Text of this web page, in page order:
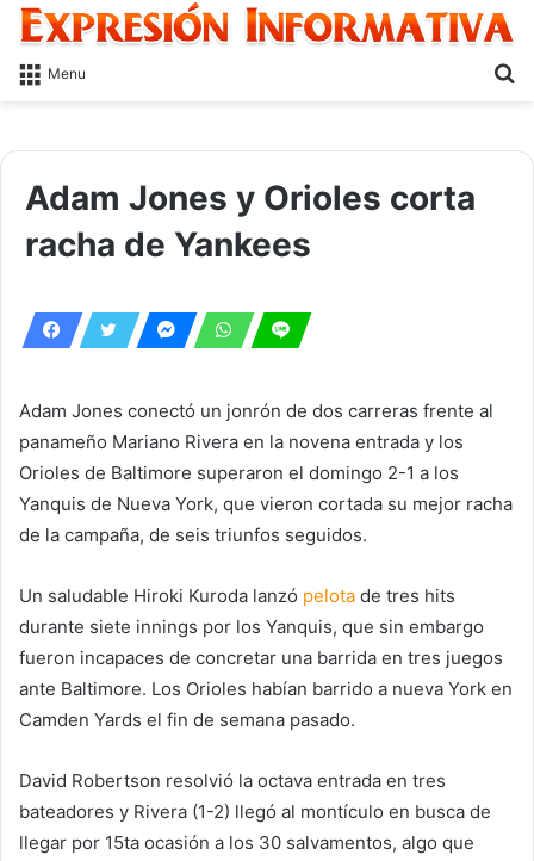
Menu
Adam Jones y Orioles corta
racha de Yankees
Adam Jones conectó un jonrón de dos carreras frente al
panameño Mariano Rivera en la novena entrada y los
Orioles de Baltimore superaron el domingo 2-1 a los
Yanquis de Nueva York, que vieron cortada su mejor racha
de la campaña, de seis triunfos seguidos.
Un saludable Hiroki Kuroda lanzó pelota de tres hits
durante siete innings por los Yanquis, que sin embargo
fueron incapaces de concretar una barrida en tres juegos
ante Baltimore. Los Orioles habían barrido a nueva York en
Camden Yards el fin de semana pasado.
David Robertson resolvió la octava entrada en tres
bateadores y Rivera (1-2) llegó al montículo en busca de
llegar por 15ta ocasión a los 30 salvamentos, algo que